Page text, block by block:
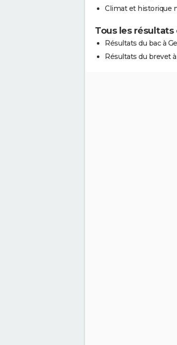
Climat et historique
Tous les
Résultats du bac à
Résultats du brevet